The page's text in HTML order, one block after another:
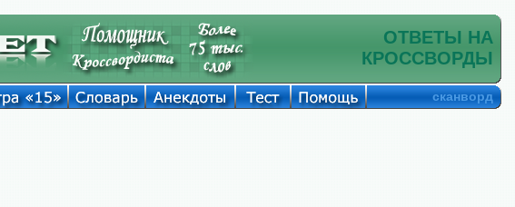
ОТВЕТЫ НА
КРОССВОРДЫ
сканворд